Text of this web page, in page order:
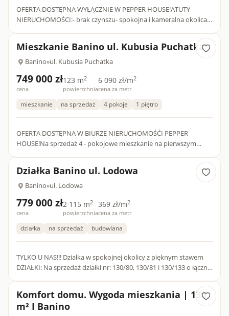
OFERTA DOSTĘPNA WYŁĄCZNIE W PEPPER HOUSE!ATUTY
NIERUCHOMOŚCI:- brak czynszu- spokojna i kameralna okolica-
Mieszkanie Banino ul. Kubusia Puchatka
Banino»ul. Kubusia Puchatka
749 000 zł
cena
123 m2
powierzchnia
6 090 zł/m2
cena za metr
mieszkanie na sprzedaż 4 pokoje 1 piętro
OFERTA DOSTĘPNA W BIURZE NIERUCHOMOŚĆI PEPPER
HOUSE!Na sprzedaż 4 - pokojowe mieszkanie na pierwszym
Działka Banino ul. Lodowa
Banino»ul. Lodowa
779 000 zł
cena
2 115 m2
powierzchnia
369 zł/m2
cena za metr
działka na sprzedaż budowlana
TYLKO U NAS!!! Działka w spokojnej okolicy z pięknym stawem
DZIAŁKI: Na sprzedaż działki nr: 130/80, 130/81 i 130/133 o łącznej
Komfort domu. Wygoda mieszkania | 130
m² I Banino